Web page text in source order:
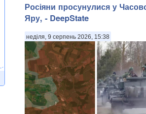
Росіяни просунулися у
Яру, - DeepState
неділя, 9 серпень 2026, 15:38